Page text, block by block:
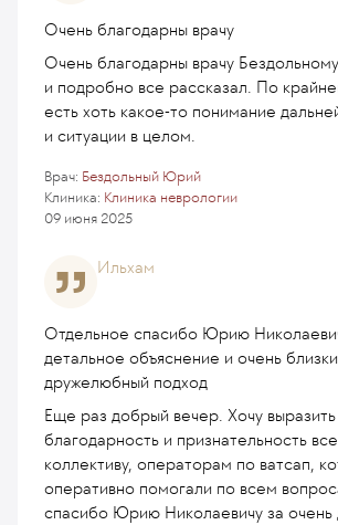
Очень благодарны врачу
Очень благодарны врачу
и подробно все рассказал. По
есть хоть какое-то понимание
и ситуации в целом.
Клиника: Клиника неврологии
Врач: Бездольный Юрий
09 июня 2025
Ильхам
Отдельное спасибо Юрию
детальное объяснение и очень
дружелюбный подход
Еще раз добрый вечер. Хочу
благодарность и признательность
коллективу, операторам по ватсап,
оперативно помогали по всем
спасибо Юрию Николаевичу за очень